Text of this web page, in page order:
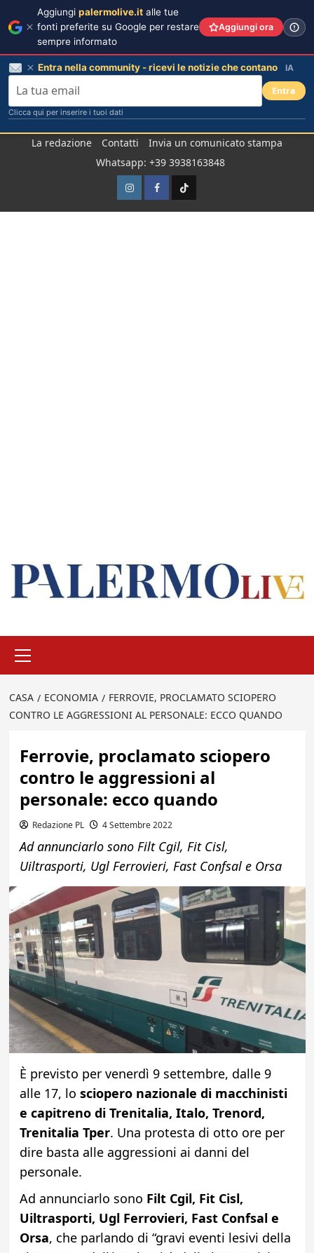
La redazione Contatti
Invia un comunicato stampa
Whatsapp: +39 3938163848
InstagramFacebook
TikTok
principale
CASA ECONOMIA
FERROVIE, PROCLAMATO SCIOPERO
CONTRO LE AGGRESSIONI AL PERSONALE: ECCO QUANDO
Ferrovie, proclamato sciopero
contro le aggressioni al
personale: ecco quando
Redazione PL 4 Settembre 2022
Ad annunciarlo sono Filt Cgil, Fit Cisl,
Uiltrasporti, Ugl Ferrovieri, Fast Confsal e Orsa
È previsto per venerdì 9 settembre, dalle 9
alle 17, lo sciopero nazionale di macchinisti
e capitreno di Trenitalia, Italo, Trenord,
Trenitalia Tper. Una protesta di otto ore per
dire basta alle aggressioni ai danni del
personale.
Ad annunciarlo sono Filt Cgil, Fit Cisl,
Uiltrasporti, Ugl Ferrovieri, Fast Confsal e
Orsa, che parlando di “gravi eventi lesivi della
Aggiungi palermolive.it alle tue
fonti preferite su Google per restare
sempre informato
Aggiungi ora
Entra nella community - ricevi le notizie che contano IA
Entra
Clicca qui per inserire i tuoi dati